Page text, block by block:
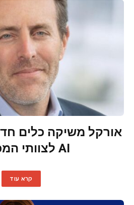
AI לצוותי המכירות
קרא עוד